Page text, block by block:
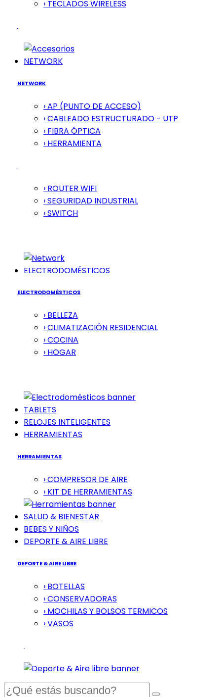
› TECLADOS WIRELESS
NETWORK
NETWORK
› AP (PUNTO DE ACCESO)
› CABLEADO ESTRUCTURADO - UTP
› FIBRA ÓPTICA
› HERRAMIENTA
› ROUTER WIFI
› SEGURIDAD INDUSTRIAL
› SWITCH
ELECTRODOMÉSTICOS
ELECTRODOMÉSTICOS
› BELLEZA
› CLIMATIZACIÓN RESIDENCIAL
› COCINA
› HOGAR
TABLETS
RELOJES INTELIGENTES
HERRAMIENTAS
HERRAMIENTAS
› COMPRESOR DE AIRE
› KIT DE HERRAMIENTAS
SALUD & BIENESTAR
BEBES Y NIÑOS
DEPORTE & AIRE LIBRE
DEPORTE & AIRE LIBRE
› BOTELLAS
› CONSERVADORAS
› MOCHILAS Y BOLSOS TERMICOS
› VASOS